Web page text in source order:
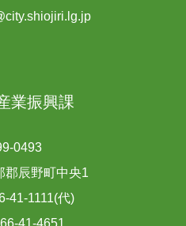
業振興課
0493
郡辰野町中央1
41-1111(代)
41-4651